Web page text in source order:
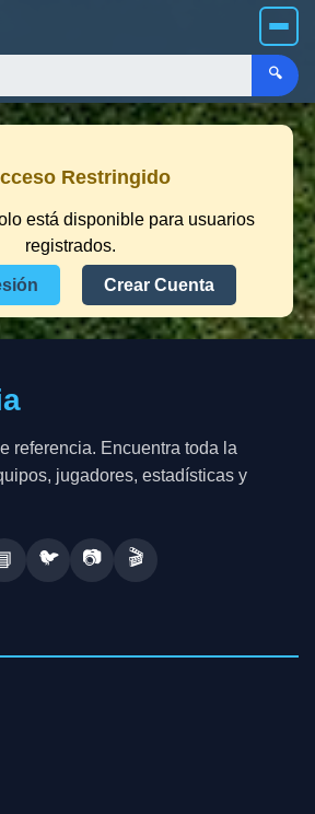
🔍
Restringido
está disponible para usuarios
registrados.
Crear Cuenta
referencia. Encuentra toda la
jugadores, estadísticas y
🐦 📷 🎬